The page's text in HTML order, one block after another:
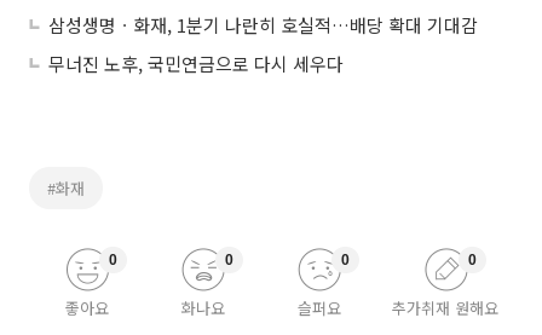
삼성생명ㆍ화재, 1분기 나란히 호실적…배당 확대 기대감
무너진 노후, 국민연금으로 다시 세우다
#화재
좋아요
0
화나요
0
슬퍼요
0
추가취재 원해요
0